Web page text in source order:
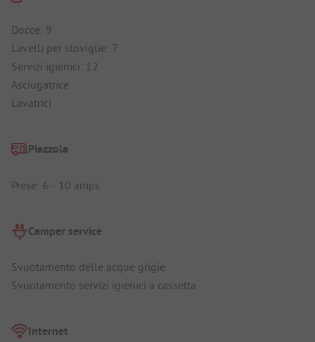
Docce: 9
Lavelli per stoviglie: 7
Servizi igienici: 12
Asciugatrice
Lavatrici
Piazzola
Prese: 6 - 10 amps
Camper service
Svuotamento delle acque grigie
Svuotamento servizi igienici a cassetta
Internet